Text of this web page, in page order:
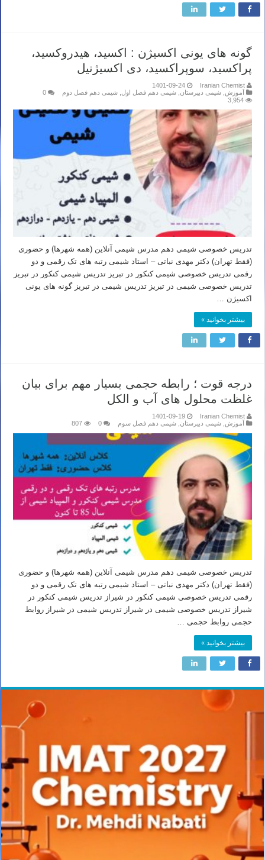
گونه های یونی اکسیژن : اکسید، هیدروکسید،
پراکسید، سوپراکسید، دی اکسیژنیل
Iranian Chemist
1401-09-24
آموزش شیمی دبیرستان شیمی دهم فصل اول شیمی دهم فصل دوم
0
3,954
تدریس خصوصی شیمی دهم مدرس شیمی آنلاین (همه شهرها) و حضوری
(فقط تهران) دکتر مهدی نباتی – استاد شیمی رتبه های تک رقمی و دو
رقمی تدریس خصوصی شیمی کنکور در تبریز تدریس شیمی کنکور در تبریز
تدریس خصوصی شیمی در تبریز تدریس شیمی در تبریز گونه های یونی
اکسیژن …
بیشتر بخوانید »
درجه قوت ؛ رابطه حجمی بسیار مهم برای بیان
غلظت محلول های آب و الکل
Iranian Chemist
1401-09-19
آموزش شیمی دبیرستان شیمی دهم فصل سوم 0
807
تدریس خصوصی شیمی دهم مدرس شیمی آنلاین (همه شهرها) و حضوری
(فقط تهران) دکتر مهدی نباتی – استاد شیمی رتبه های تک رقمی و دو
رقمی تدریس خصوصی شیمی کنکور در شیراز تدریس شیمی کنکور در
شیراز تدریس خصوصی شیمی در شیراز تدریس شیمی در شیراز روابط
حجمی روابط حجمی …
بیشتر بخوانید »